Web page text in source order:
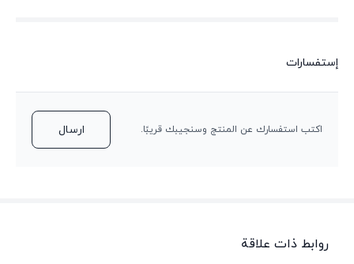
إستفسارات
اكتب استفسارك عن المنتج وسنجيبك قريبًا. ارسال
روابط ذات علاقة